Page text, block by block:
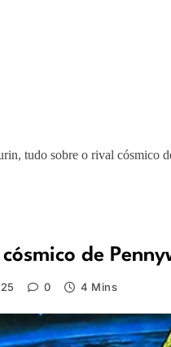
tudo sobre o rival cósmico
de
0 4 Mins